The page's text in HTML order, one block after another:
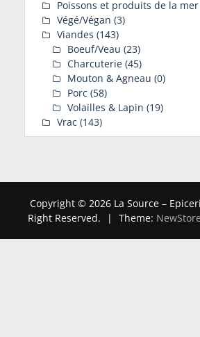
Poissons et produits de la mer
Végé/Végan (3)
Viandes (143)
Boeuf/Veau (23)
Charcuterie (45)
Mouton & Agneau (0)
Porc (58)
Volailles & Lapin (19)
Vrac (143)
Copyright © 2026 La Source –
Right Reserved.
| Theme: NewStore